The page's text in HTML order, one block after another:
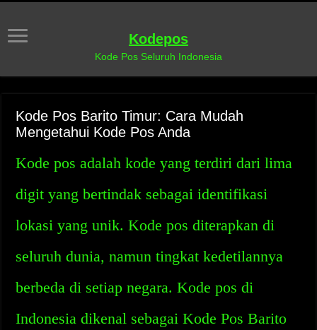
Kodepos
Kode Pos Seluruh Indonesia
Kode Pos Barito Timur: Cara Mudah
Mengetahui Kode Pos Anda
Kode pos adalah kode yang terdiri dari lima
digit yang bertindak sebagai identifikasi
lokasi yang unik. Kode pos diterapkan di
seluruh dunia, namun tingkat kedetilannya
berbeda di setiap negara. Kode pos di
Indonesia dikenal sebagai Kode Pos Barito